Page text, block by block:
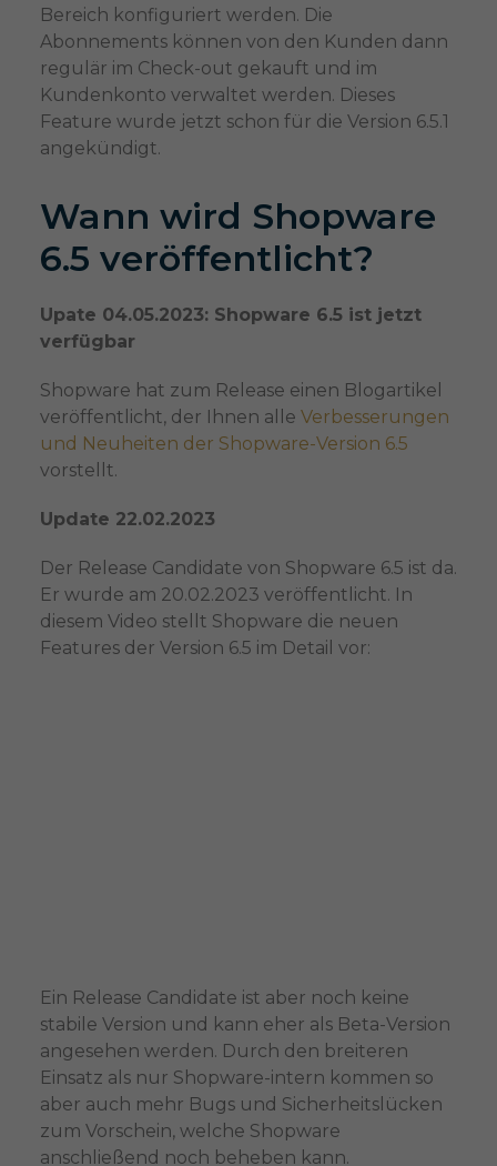
Bereich konfiguriert werden. Die
Abonnements können von den Kunden dann
regulär im Check-out gekauft und im
Kundenkonto verwaltet werden. Dieses
Feature wurde jetzt schon für die Version 6.5.1
angekündigt.
Wann wird Shopware
6.5 veröffentlicht?
Upate 04.05.2023: Shopware 6.5 ist jetzt
verfügbar
Shopware hat zum Release einen Blogartikel
veröffentlicht, der Ihnen alle Ver besseru ngen
u nd Neu heiten der Shopware-Version 6.5
vorstellt.
Update 22.02.2023
Der Release Candidate von Shopware 6.5 ist da.
Er wurde am 20.02.2023 veröffentlicht. In
diesem Video stellt Shopware die neuen
Features der Version 6.5 im Detail vor:
Ein Release Candidate ist aber noch keine
stabile Version und kann eher als Beta-Version
angesehen werden. Durch den breiteren
Einsatz als nur Shopware-intern kommen so
aber auch mehr Bugs und Sicherheitslücken
zum Vorschein, welche Shopware
anschließend noch beheben kann.